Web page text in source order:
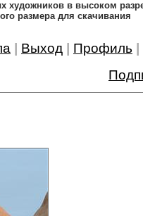
художников в высоком
размера для скачивания
Выход Профиль